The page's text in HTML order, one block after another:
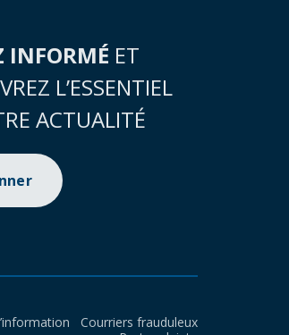
INFORMÉ ET
L’ESSENTIEL
ACTUALITÉ
Courriers frauduleux